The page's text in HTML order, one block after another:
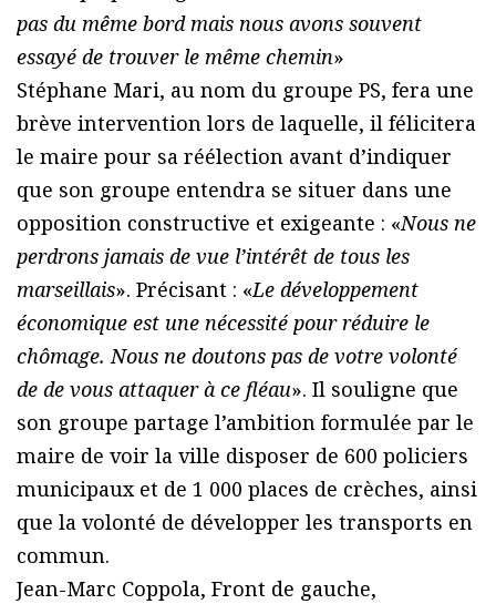
pas du même bord mais nous avons souvent
essayé de trouver le même chemin»
Stéphane Mari, au nom du groupe PS, fera une
brève intervention lors de laquelle, il félicitera
le maire pour sa réélection avant d’indiquer
que son groupe entendra se situer dans une
opposition constructive et exigeante : «Nous ne
perdrons jamais de vue l’intérêt de tous les
marseillais». Précisant : «Le développement
économique est une nécessité pour réduire le
chômage. Nous ne doutons pas de votre volonté
de de vous attaquer à ce fléau». Il souligne que
son groupe partage l’ambition formulée par le
maire de voir la ville disposer de 600 policiers
municipaux et de 1 000 places de crèches, ainsi
que la volonté de développer les transports en
commun.
Jean-Marc Coppola, Front de gauche,